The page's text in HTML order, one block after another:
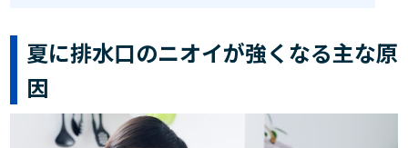
夏に排水口のニオイが強くなる主な原
因